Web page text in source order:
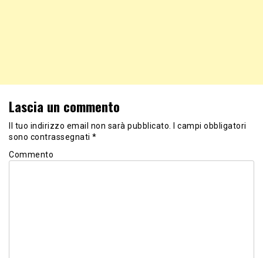
Lascia un commento
Il tuo indirizzo email non sarà pubblicato.
I campi obbligatori
sono contrassegnati *
Commento